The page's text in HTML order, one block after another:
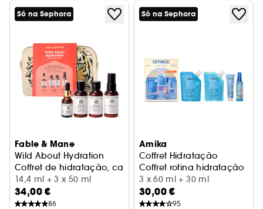
Só na Sephora
Fable & Mane
Wild About Hydration
Coffret de hidratação, cabelos médios a espessos
14,4 ml + 3 x 50 ml
34,00 €
86
Só na Sephora
Amika
Coffret Hidratação
Coffret rotina hidratação
3 x 60 ml + 30 ml
30,00 €
95